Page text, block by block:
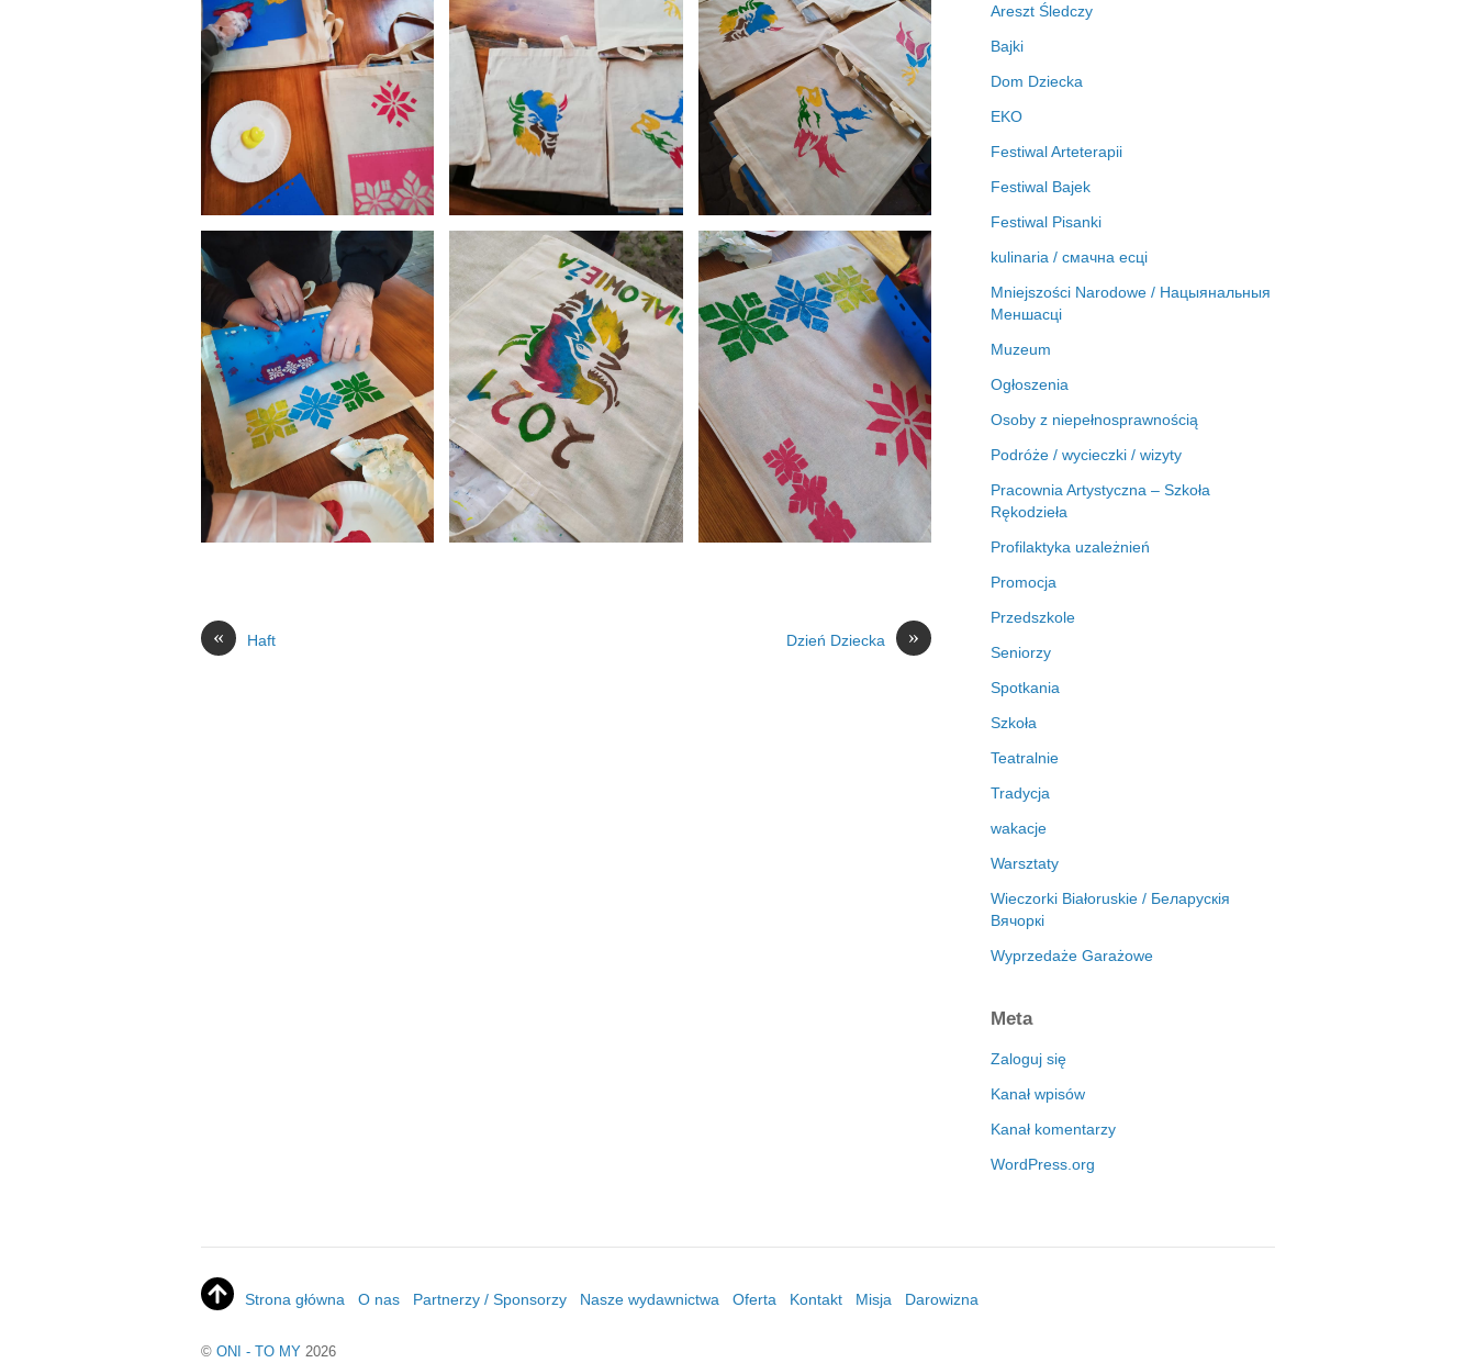
« Haft »
Dzień Dziecka
Areszt Śledczy
Bajki
Dom Dziecka
EKO
Festiwal Arteterapii
Festiwal Bajek
Festiwal Pisanki
kulinaria / смачна есці
Mniejszości Narodowe / Нацыянальныя
Меншасці
Muzeum
Ogłoszenia
Osoby z niepełnosprawnością
Podróże / wycieczki / wizyty
Pracownia Artystyczna – Szkoła
Rękodzieła
Profilaktyka uzależnień
Promocja
Przedszkole
Seniorzy
Spotkania
Szkoła
Teatralnie
Tradycja
wakacje
Warsztaty
Wieczorki Białoruskie / Беларускія
Вячоркі
Wyprzedaże Garażowe
Meta
Zaloguj się
Kanał wpisów
Kanał komentarzy
WordPress.org
Strona główna O nas Partnerzy / Sponsorzy Nasze wydawnictwa Oferta Kontakt Misja Darowizna
© ONI - TO MY 2026